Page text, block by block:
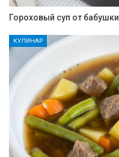
Гороховый суп от бабушки
КУЛИНАР